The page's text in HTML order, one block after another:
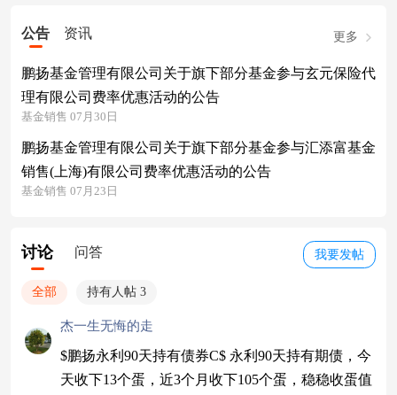
公告 资讯 更多
鹏扬基金管理有限公司关于旗下部分基金参与玄元保险代
理有限公司费率优惠活动的公告
基金销售 07月30日
鹏扬基金管理有限公司关于旗下部分基金参与汇添富基金
销售(上海)有限公司费率优惠活动的公告
基金销售 07月23日
我要发帖
讨论 问答
全部 持有人帖 3
杰一生无悔的走
$鹏扬永利90天持有债券C$ 永利90天持有期债，今
天收下13个蛋，近3个月收下105个蛋，稳稳收蛋值